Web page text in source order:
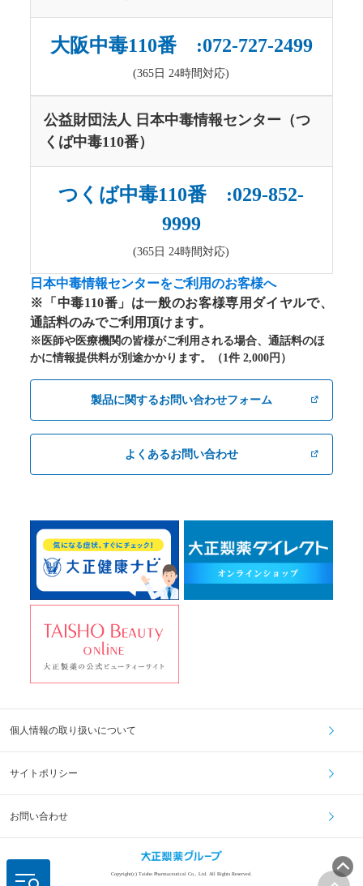
大阪中毒110番 :072-727-2499
(365日 24時間対応)
公益財団法人 日本中毒情報センター（つ
くば中毒110番）
つくば中毒110番 :029-852-
9999
(365日 24時間対応)
日本中毒情報センターをご利用のお客様へ
※「中毒110番」は一般のお客様専用ダイヤルで、
通話料のみでご利用頂けます。
※医師や医療機関の皆様がご利用される場合、通話料のほ
かに情報提供料が別途かかります。（1件 2,000円）
製品に関するお問い合わせフォーム
よくあるお問い合わせ
個人情報の取り扱いについて
サイトポリシー
お問い合わせ
Copyright(c) Taisho Pharmaceutical Co., Ltd. All Rights Reserved.